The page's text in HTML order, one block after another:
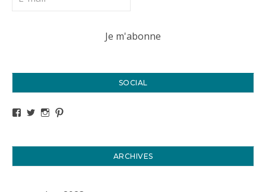
SOCIAL
Voir le profil de titval35 sur Facebook
Voir le profil de titval35 sur Twitter
Voir le profil de titval35 sur Instagram
ARCHIVES